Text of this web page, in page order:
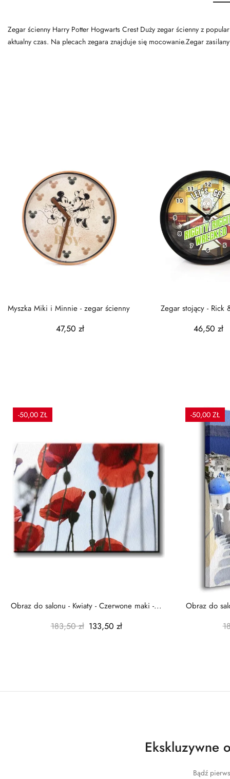
Zegar ścienny Harry Potter Hogwarts Crest Duży zegar ścienny z
aktualny czas. Na plecach zegara znajduje się mocowanie.Zegar
Myszka Miki i Minnie - zegar ścienny
47,50 zł
Zegar stojący - Rick
46,50 zł
-50,00 ZŁ
Obraz do salonu - Kwiaty - Czerwone maki -...
183,50 zł 133,50 zł
-50,00 ZŁ
Obraz do
Ekskluzywne
Bądź